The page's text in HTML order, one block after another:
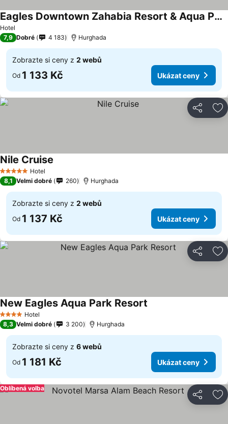
Hotel
Eagles Downtown Zahabia Resort & Aqua Park
7,9 Dobré 4 183 Hurghada
Zobrazte si ceny z 2 webů
Od 1 133 Kč Ukázat ceny
Sdílet
5 Počet hvězdiček
Hotel
Nile Cruise
8,1 Velmi dobré 260 Hurghada
Zobrazte si ceny z 2 webů
Od 1 137 Kč Ukázat ceny
Sdílet
4 Počet hvězdiček
Hotel
New Eagles Aqua Park Resort
8,3 Velmi dobré 3 200 Hurghada
Zobrazte si ceny z 6 webů
Od 1 181 Kč Ukázat ceny
Sdílet
Oblíbená volba